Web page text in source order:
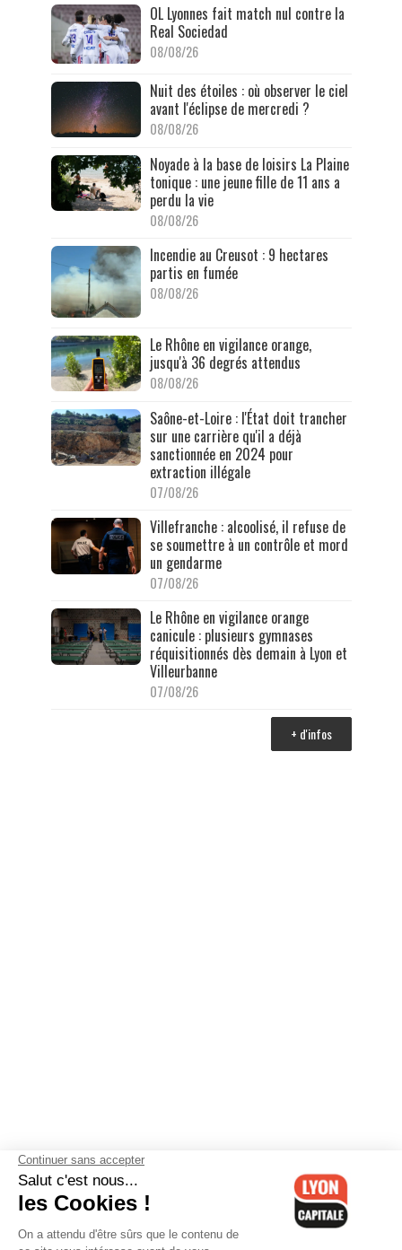
OL Lyonnes fait match nul contre la
Real Sociedad
08/08/26
Nuit des étoiles : où observer le ciel
avant l'éclipse de mercredi ?
08/08/26
Noyade à la base de loisirs La Plaine
tonique : une jeune fille de 11 ans a
perdu la vie
08/08/26
Incendie au Creusot : 9 hectares
partis en fumée
08/08/26
Le Rhône en vigilance orange,
jusqu'à 36 degrés attendus
08/08/26
Saône-et-Loire : l'État doit trancher
sur une carrière qu'il a déjà
sanctionnée en 2024 pour
extraction illégale
07/08/26
Villefranche : alcoolisé, il refuse de
se soumettre à un contrôle et mord
un gendarme
07/08/26
Le Rhône en vigilance orange
canicule : plusieurs gymnases
réquisitionnés dès demain à Lyon et
Villeurbanne
07/08/26
+ d'infos